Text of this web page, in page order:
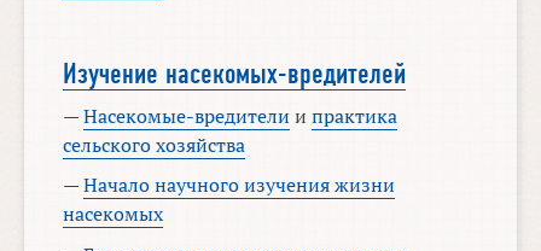
Изучение насекомых-вредителей
—Насекомые-вредители ипрактика
сельского хозяйства
—Начало научного изучения жизни
насекомых